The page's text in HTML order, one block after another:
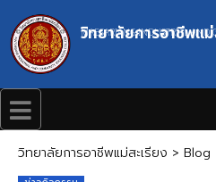
วิทยาลัยการอาชีพแม่
MAESARIANG INDUSTRIAL AND
วิทยาลัยการอาชีพแม่สะเรียง > Blog